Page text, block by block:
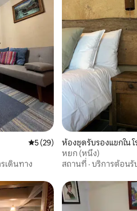
คะแนนเฉลี่ย 5 จาก 5, 29 รีวิว
5 (29)
เดินทาง
ห้องชุดรับรองแขกใน โ
ต้
หยก (หนึ่ง)
สถานที่ · บริการต้อนรั